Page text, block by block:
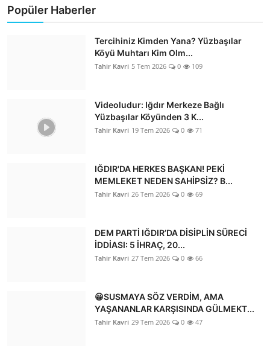
Popüler Haberler
Tercihiniz Kimden Yana? Yüzbaşılar
Köyü Muhtarı Kim Olm...
Tahir Kavri 5 Tem 2026 0 109
Videoludur: Iğdır Merkeze Bağlı
Yüzbaşılar Köyünden 3 K...
Tahir Kavri 19 Tem 2026 0 71
IĞDIR'DA HERKES BAŞKAN! PEKİ
MEMLEKET NEDEN SAHİPSİZ? B...
Tahir Kavri 26 Tem 2026 0 69
DEM PARTİ IĞDIR’DA DİSİPLİN SÜRECİ
İDDİASI: 5 İHRAÇ, 20...
Tahir Kavri 27 Tem 2026 0 66
😀SUSMAYA SÖZ VERDİM, AMA
YAŞANANLAR KARŞISINDA GÜLMEKT...
Tahir Kavri 29 Tem 2026 0 47